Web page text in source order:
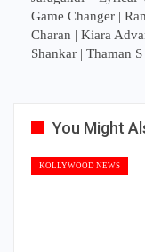
Game Changer |
Charan | Kiara
Shankar | Thaman S
You Might
KOLLYWOOD NEWS